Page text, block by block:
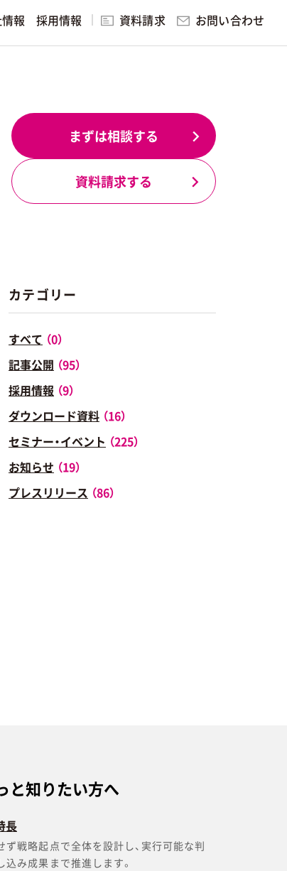
報 採用情報 資料請求 お問い合わせ
実践的マーケティング研修・講演
無料マーケティング学習サービス「MAR
PS」
まずは相談する
資料請求する
カテゴリー
すべて （0）
記事公開 （95）
採用情報 （9）
ダウンロード資料 （16）
セミナー・イベント （225）
お知らせ （19）
プレスリリース （86）
と知りたい方へ
長
ず戦略起点で全体を設計し、実行可能な判
込み成果まで推進します。